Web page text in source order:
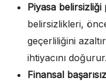
Piyasa belirsizliği
belirsizlikleri,
geçerliliğini
ihtiyacını doğurur.
Finansal